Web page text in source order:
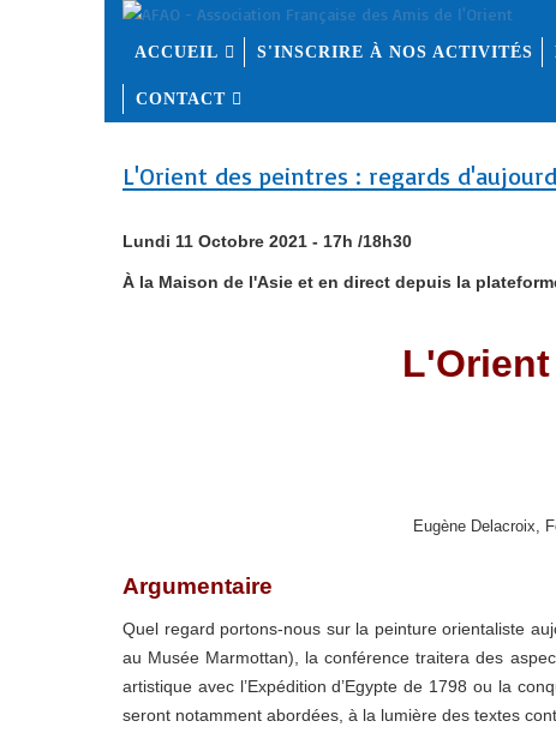
ACCUEIL S'INSCRIRE À NOS ACTIVITÉS
CONTACT
L'Orient des peintres : regards
Lundi 11 Octobre 2021 - 17h /18h30
À la Maison de l'Asie et en direct depuis la
Eugène Delacroix,
Argumentaire
Quel regard portons-nous sur la peinture orientaliste
au Musée Marmottan), la conférence traitera des
artistique avec l’Expédition d’Egypte de 1798 ou la
seront notamment abordées, à la lumière des textes